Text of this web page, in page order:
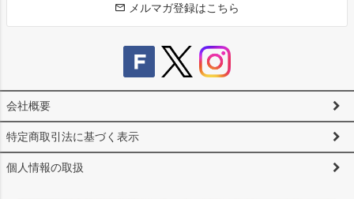
メルマガ登録はこちら
会社概要
特定商取引法に基づく表示
個人情報の取扱